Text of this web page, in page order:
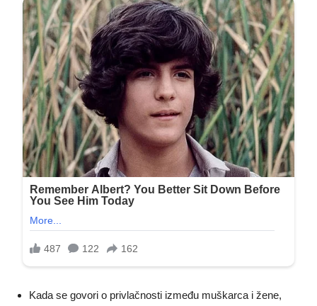
Kada se govori o privlačnosti između muškarca i žene,